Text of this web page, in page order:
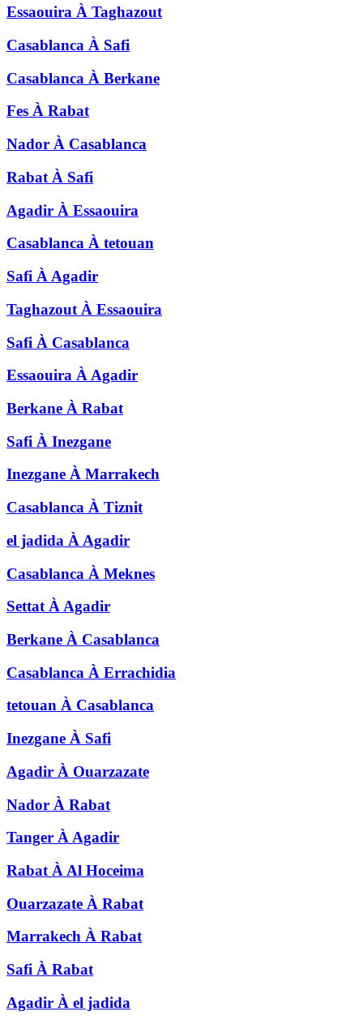
Essaouira À Taghazout
Casablanca À Safi
Casablanca À Berkane
Fes À Rabat
Nador À Casablanca
Rabat À Safi
Agadir À Essaouira
Casablanca À tetouan
Safi À Agadir
Taghazout À Essaouira
Safi À Casablanca
Essaouira ÀAgadir
Berkane À Rabat
Safi À Inezgane
Inezgane À Marrakech
Casablanca À Tiznit
el jadida À Agadir
Casablanca À Meknes
Settat ÀAgadir
Berkane À Casablanca
Casablanca À Errachidia
tetouan À Casablanca
Inezgane À Safi
Agadir À Ouarzazate
Nador À Rabat
Tanger ÀAgadir
Rabat À Al Hoceima
Ouarzazate À Rabat
Marrakech À Rabat
Safi À Rabat
Agadir À el jadida